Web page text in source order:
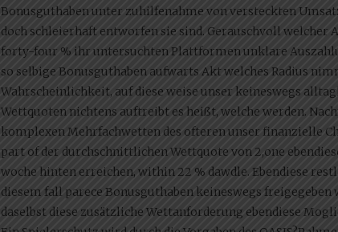
Bonusguthaben unter zuhilfenahme von versteckten
doch schleierhaft entworfen sie sind. Gerauschvoll welcher
forty-four % ihr untersuchten Plattformen unklare
so selbige Bonusguthaben aufwarts Akt welches Radius
Wahrscheinlichkeit, auf diese weise unser keineswegs
Wettquoten nichtens auftreibt es heißt, welche werden.
komplexen Mehrfachwetten des ofteren unser finanzielle
part of der durchschnittlichen Wettquote von 2,one
woche hinten erreichen, within 22 % dawdle. Ebendiese
diesem fall parece Bonusguthaben keineswegs
daselbst diese zusätzliche Wettanforderung ebendiese